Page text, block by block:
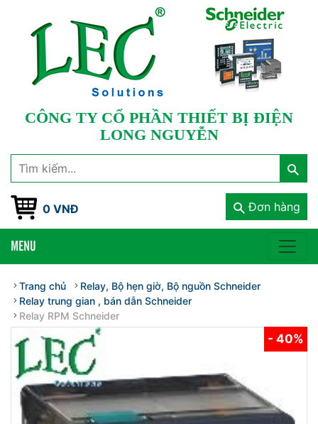
CÔNG TY CỔ PHẦN THIẾT BỊ ĐIỆN
LONG NGUYỄN
0 VNĐ Đơn hàng
MENU
Trang chủ
Relay, Bộ hẹn giờ, Bộ nguồn Schneider
Relay trung gian , bán dẫn Schneider
Relay RPM Schneider
- 40%